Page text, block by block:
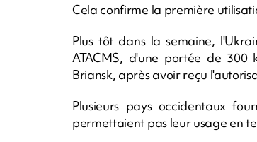
Cela confirme la première
Plus tôt dans la semaine,
ATACMS, d'une portée de
Briansk, après avoir reçu
Plusieurs pays occidentaux
permettaient pas leur usage en